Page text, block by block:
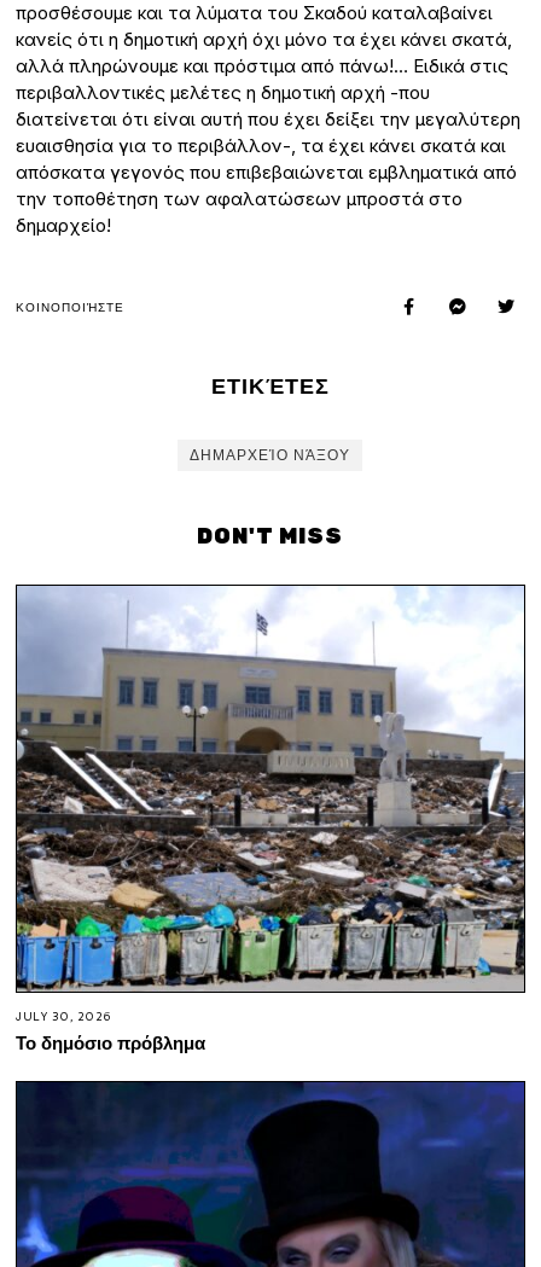
προσθέσουμε και τα λύματα του Σκαδού καταλαβαίνει
κανείς ότι η δημοτική αρχή όχι μόνο τα έχει κάνει σκατά,
αλλά πληρώνουμε και πρόστιμα από πάνω!… Ειδικά στις
περιβαλλοντικές μελέτες η δημοτική αρχή -που
διατείνεται ότι είναι αυτή που έχει δείξει την μεγαλύτερη
ευαισθησία για το περιβάλλον-, τα έχει κάνει σκατά και
απόσκατα γεγονός που επιβεβαιώνεται εμβληματικά από
την τοποθέτηση των αφαλατώσεων μπροστά στο
δημαρχείο!
ΚΟΙΝΟΠΟΙΉΣΤΕ
ΕΤΙΚΈΤΕΣ
ΔΗΜΑΡΧΕΊΟ ΝΆΞΟΥ
DON'T MISS
JULY 30, 2026
Το δημόσιο πρόβλημα